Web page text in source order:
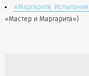
«Маргарита.
«Мастер и Маргарита»)